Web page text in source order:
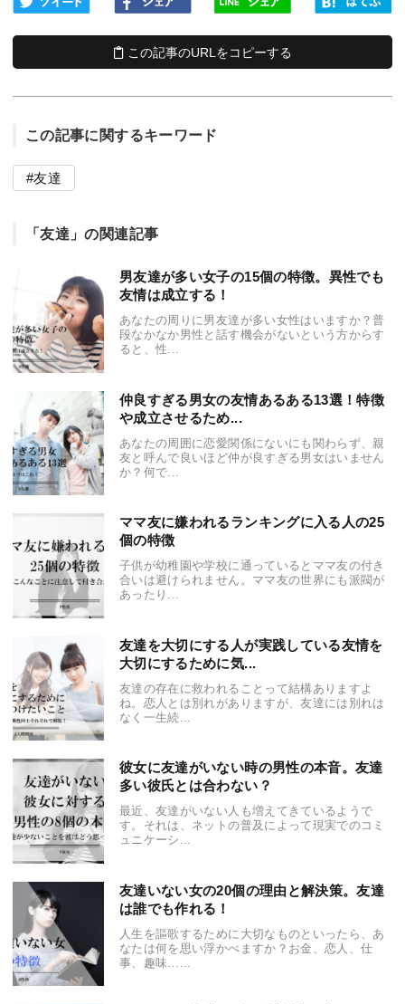
この記事のURLをコピーする
この記事に関するキーワード
友達
「友達」の関連記事
男友達が多い女子の15個の特徴。異性でも
友情は成立する！
あなたの周りに男友達が多い女性はいますか？普
段なかなか男性と話す機会がないという方からす
ると、性...
仲良すぎる男女の友情あるある13選！特徴
や成立させるため...
あなたの周囲に恋愛関係にないにも関わらず、親
友と呼んで良いほど仲が良すぎる男女はいません
か？何で...
ママ友に嫌われるランキングに入る人の25
個の特徴
子供が幼稚園や学校に通っているとママ友の付き
合いは避けられません。ママ友の世界にも派閥が
あったり...
友達を大切にする人が実践している友情を
大切にするために気...
友達の存在に救われることって結構ありますよ
ね。恋人とは別れがありますが、友達には別れは
なく一生続...
彼女に友達がいない時の男性の本音。友達
多い彼氏とは合わない？
最近、友達がいない人も増えてきているようで
す。それは、ネットの普及によって現実でのコミ
ュニケーシ...
友達いない女の20個の理由と解決策。友達
は誰でも作れる！
人生を謳歌するために大切なものといったら、あ
なたは何を思い浮かべますか？お金、恋人、仕
事、趣味…...